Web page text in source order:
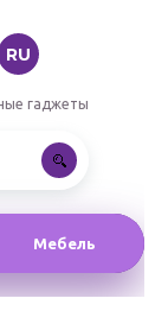
RU
гаджеты
Мебель